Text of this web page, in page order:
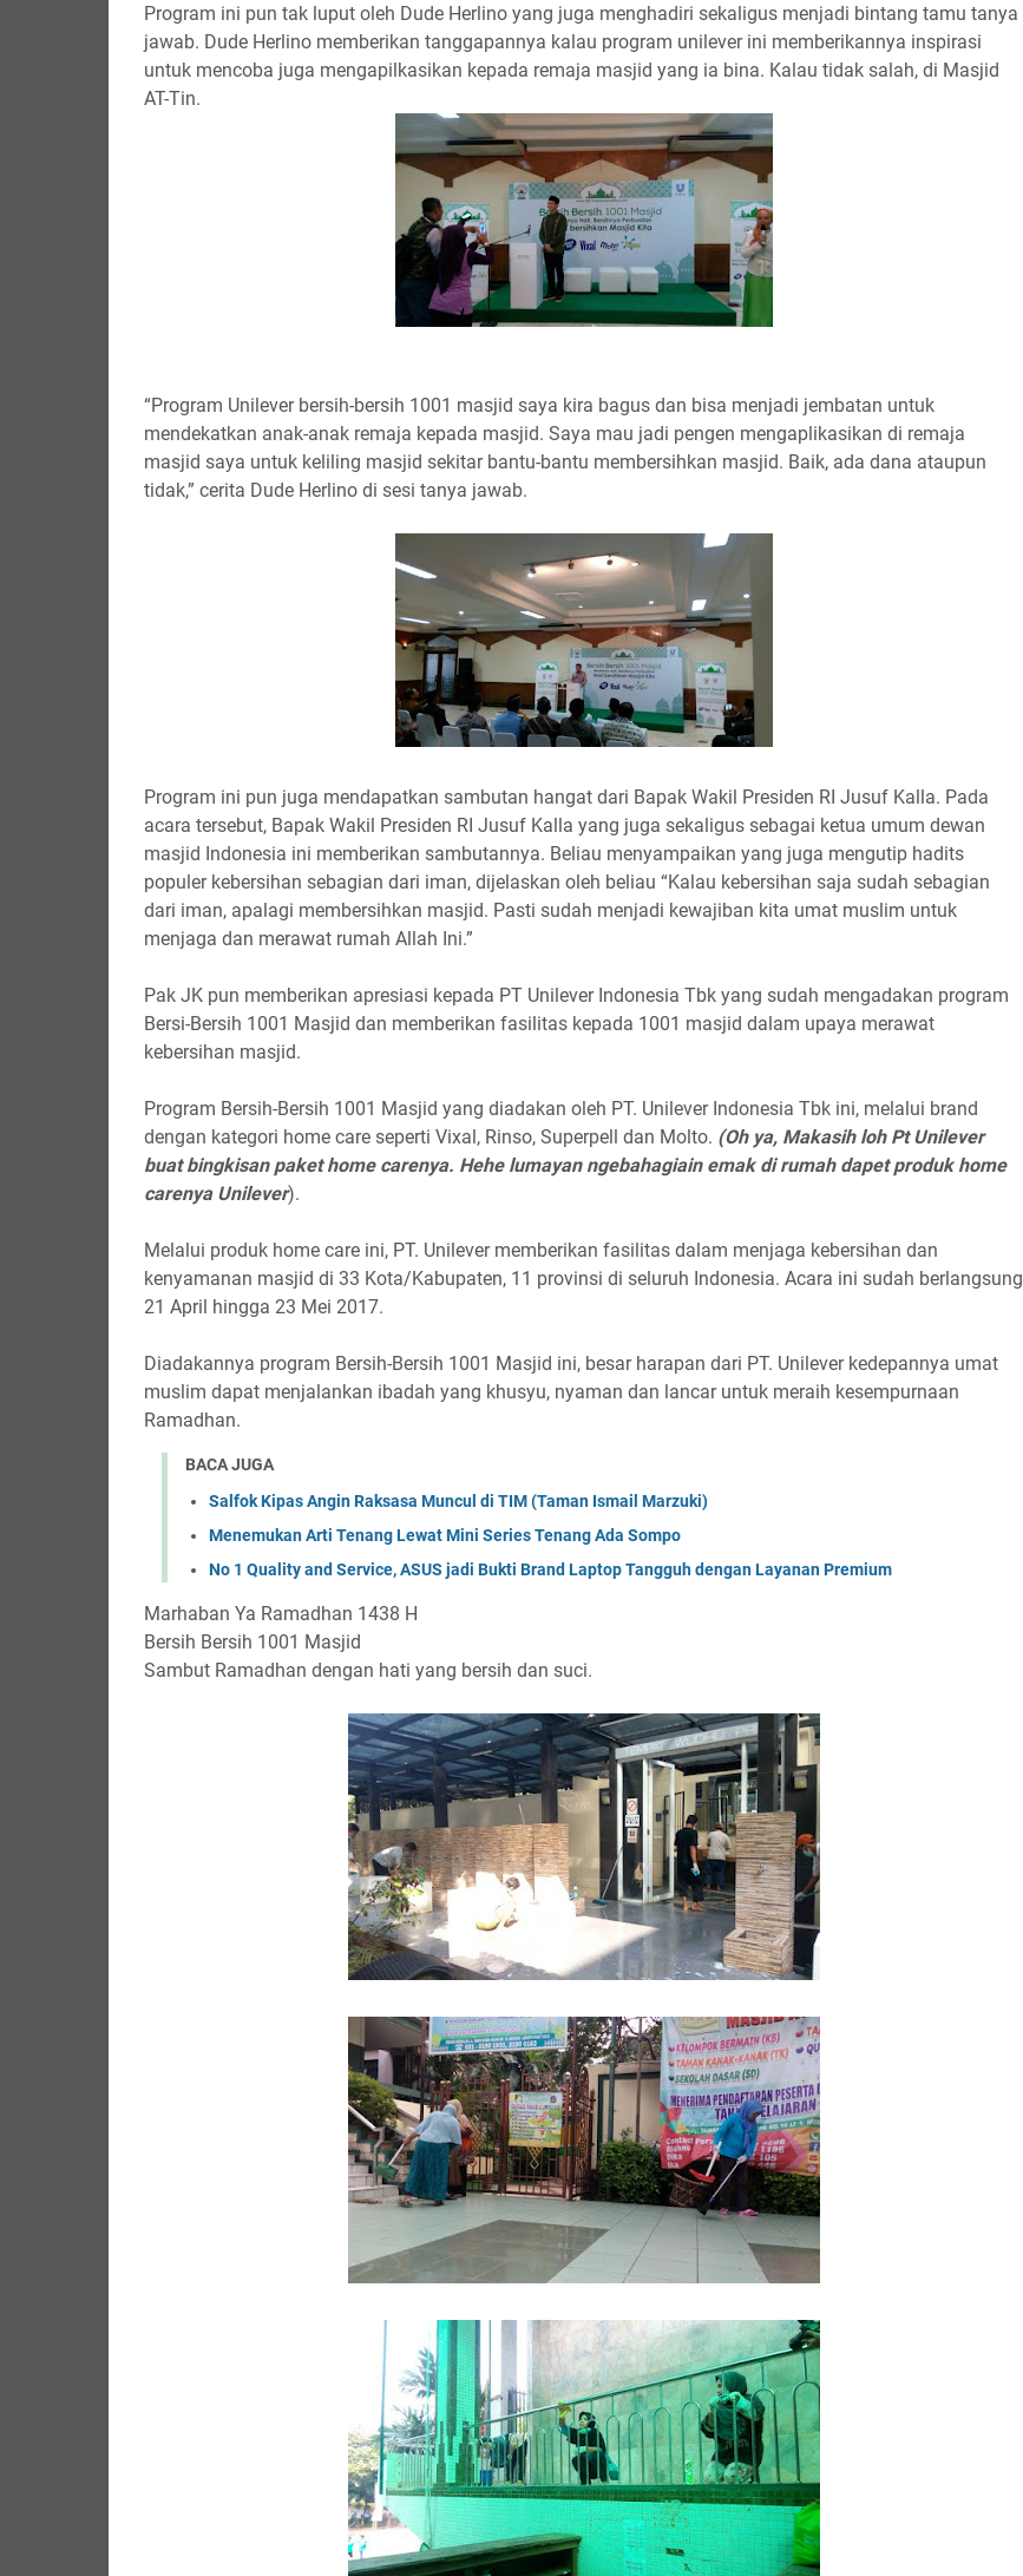
Program ini pun tak luput oleh Dude Herlino yang juga menghadiri sekaligus menjadi bintang tamu tanya
jawab. Dude Herlino memberikan tanggapannya kalau program unilever ini memberikannya inspirasi
untuk mencoba juga mengapilkasikan kepada remaja masjid yang ia bina. Kalau tidak salah, di Masjid
AT-Tin.
“Program Unilever bersih-bersih 1001 masjid saya kira bagus dan bisa menjadi jembatan untuk
mendekatkan anak-anak remaja kepada masjid. Saya mau jadi pengen mengaplikasikan di remaja
masjid saya untuk keliling masjid sekitar bantu-bantu membersihkan masjid. Baik, ada dana ataupun
tidak,” cerita Dude Herlino di sesi tanya jawab.
Program ini pun juga mendapatkan sambutan hangat dari Bapak Wakil Presiden RI Jusuf Kalla. Pada
acara tersebut, Bapak Wakil Presiden RI Jusuf Kalla yang juga sekaligus sebagai ketua umum dewan
masjid Indonesia ini memberikan sambutannya. Beliau menyampaikan yang juga mengutip hadits
populer kebersihan sebagian dari iman, dijelaskan oleh beliau “Kalau kebersihan saja sudah sebagian
dari iman, apalagi membersihkan masjid. Pasti sudah menjadi kewajiban kita umat muslim untuk
menjaga dan merawat rumah Allah Ini.”
Pak JK pun memberikan apresiasi kepada PT Unilever Indonesia Tbk yang sudah mengadakan program
Bersi-Bersih 1001 Masjid dan memberikan fasilitas kepada 1001 masjid dalam upaya merawat
kebersihan masjid.
Program Bersih-Bersih 1001 Masjid yang diadakan oleh PT. Unilever Indonesia Tbk ini, melalui brand
dengan kategori home care seperti Vixal, Rinso, Superpell dan Molto. (Oh ya, Makasih loh Pt Unilever
buat bingkisan paket home carenya. Hehe lumayan ngebahagiain emak di rumah dapet produk home
carenya Unilever).
Melalui produk home care ini, PT. Unilever memberikan fasilitas dalam menjaga kebersihan dan
kenyamanan masjid di 33 Kota/Kabupaten, 11 provinsi di seluruh Indonesia. Acara ini sudah berlangsung
21 April hingga 23 Mei 2017.
Diadakannya program Bersih-Bersih 1001 Masjid ini, besar harapan dari PT. Unilever kedepannya umat
muslim dapat menjalankan ibadah yang khusyu, nyaman dan lancar untuk meraih kesempurnaan
Ramadhan.
BACA JUGA
Salfok Kipas Angin Raksasa Muncul di TIM (Taman Ismail Marzuki)
Menemukan Arti Tenang Lewat Mini Series Tenang Ada Sompo
No 1 Quality and Service, ASUS jadi Bukti Brand Laptop Tangguh dengan Layanan Premium
Marhaban Ya Ramadhan 1438 H
Bersih Bersih 1001 Masjid
Sambut Ramadhan dengan hati yang bersih dan suci.